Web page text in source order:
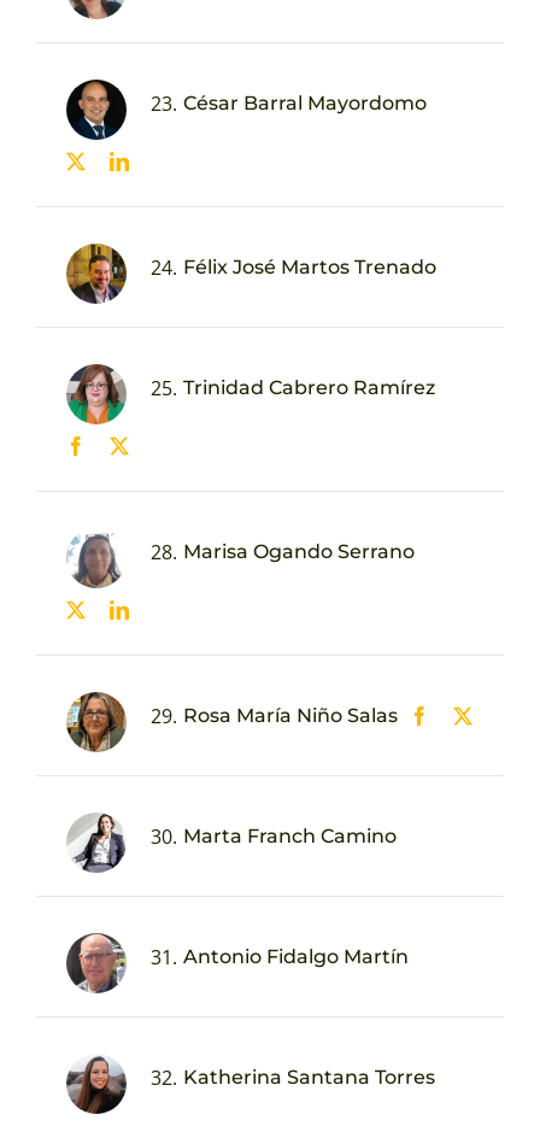
23. César Barral Mayordomo
24. Félix José Martos Trenado
25. Trinidad Cabrero Ramírez
28. Marisa Ogando Serrano
29. Rosa María Niño Salas
30. Marta Franch Camino
31. Antonio Fidalgo Martín
32. Katherina Santana Torres